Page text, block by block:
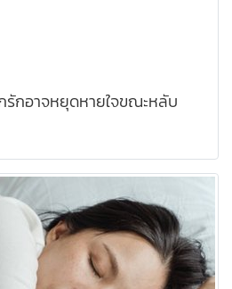
นเด็ก เมื่อลูกรักอาจหยุดหายใจขณะหลับ